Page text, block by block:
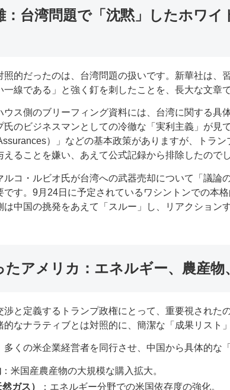
：台湾問題で「沈黙」したホワイ
照的だったのは、台湾問題の扱いです。新華社は、
一線である」と強く釘を刺したことを、長大な文章
ウス側のブリーフィング資料には、台湾に関する具
氏のビジネスマンとしての冷徹な「実利主義」が見
）」などの基本政策がありますが、トラ
ることを嫌い、あえて公式記録から排除したのでし
ルコ・ルビオ氏が台湾への武器売却について「議論
です。9月24日に予定されているワシントンでの本
は中国の挑発をあえて「スルー」し、リアクション
たアメリカ：エネルギー、農産
渉と定義するトランプ政権にとって、重要視された
なナラティブとは対照的に、簡潔な「成果リスト
多くの米企業経営者を同行させ、中国から具体的な
：米国産農産物の大規模な購入拡大。
ガス）
：エネルギー分野での米国依存度の強化。